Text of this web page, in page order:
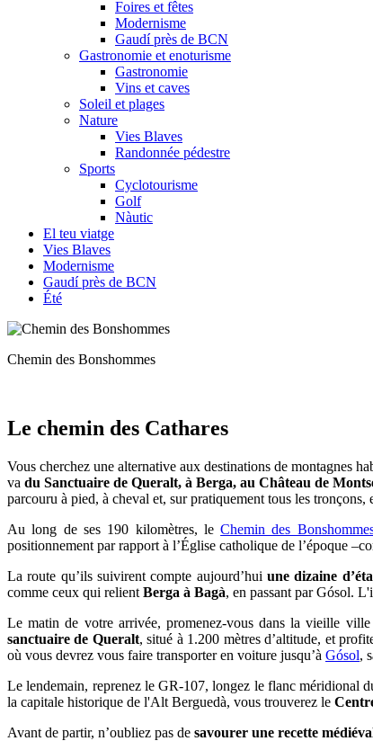
Foires et fêtes
Modernisme
Gaudí près de BCN
Gastronomie et enoturisme
Gastronomie
Vins et caves
Soleil et plages
Nature
Vies Blaves
Randonnée pédestre
Sports
Cyclotourisme
Golf
Nàutic
El teu viatge
Vies Blaves
Modernisme
Gaudí près de BCN
Été
Un des tronçons les plus intéressants qui relie Berga à Bagà
Le chemin des Cathares
Vous cherchez une alternative aux destinations de montagnes
va du Sanctuaire de Queralt, à Berga, au Château de
parcouru à pied, à cheval et, sur pratiquement tous les
Au long de ses 190 kilomètres, leChemin des
positionnement par rapport à l’Église catholique de l’époque
La route qu’ils suivirent compte aujourd’hui une dizaine
comme ceux qui relient Berga à Bagà, en passant par Gósol.
Le matin de votre arrivée, promenez-vous dans la vieille ville
sanctuaire de Queralt, situé à 1.200 mètres d’altitude, et
où vous devrez vous faire transporter en voiture jusqu’à Gósol,
Le lendemain, reprenez le GR-107, longez le flanc méridional
la capitale historique de l'Alt Berguedà, vous trouverez le
Avant de partir, n’oubliez pas de savourer une recette